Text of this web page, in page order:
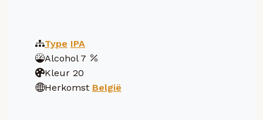
Type IPA
Alcohol 7
Kleur 20
Herkomst België